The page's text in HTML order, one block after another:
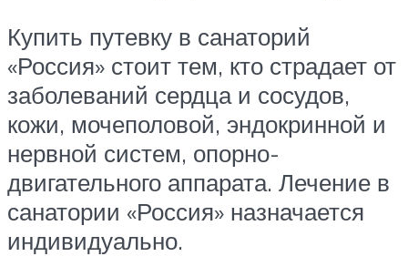
Купить путевку в санаторий
«Россия» стоит тем, кто страдает от
заболеваний сердца и сосудов,
кожи, мочеполовой, эндокринной и
нервной систем, опорно-
двигательного аппарата. Лечение в
санатории «Россия» назначается
индивидуально.